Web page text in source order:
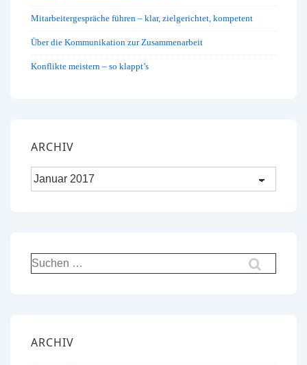
Mitarbeitergespräche führen – klar, zielgerichtet, kompetent
Über die Kommunikation zur Zusammenarbeit
Konflikte meistern – so klappt’s
ARCHIV
Archiv
Suchen
nach:
ARCHIV